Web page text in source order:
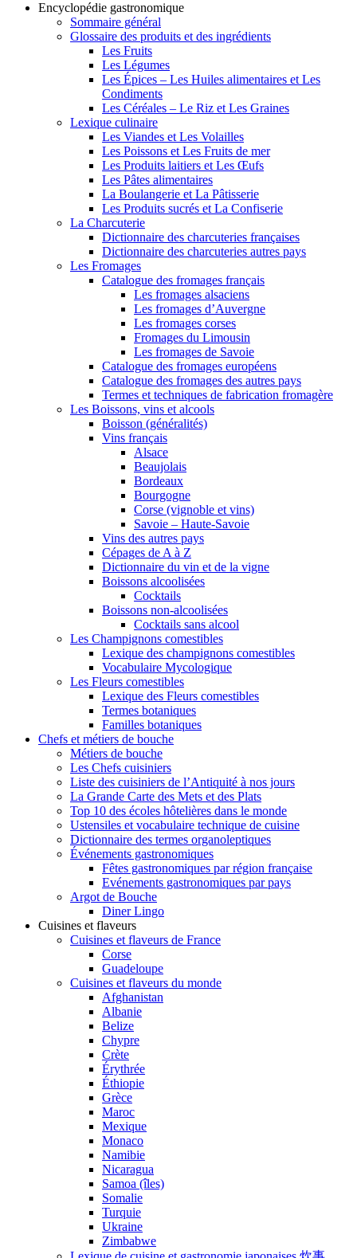
Encyclopédie gastronomique
Sommaire général
Glossaire des produits et des ingrédients
Les Fruits
Les Légumes
Les Épices – Les Huiles alimentaires et Les
Condiments
Les Céréales – Le Riz et Les Graines
Lexique culinaire
Les Viandes et Les Volailles
Les Poissons et Les Fruits de mer
Les Produits laitiers et Les Œufs
Les Pâtes alimentaires
La Boulangerie et La Pâtisserie
Les Produits sucrés et La Confiserie
La Charcuterie
Dictionnaire des charcuteries françaises
Dictionnaire des charcuteries autres pays
Les Fromages
Catalogue des fromages français
Les fromages alsaciens
Les fromages d’Auvergne
Les fromages corses
Fromages du Limousin
Les fromages de Savoie
Catalogue des fromages européens
Catalogue des fromages des autres pays
Termes et techniques de fabrication fromagère
Les Boissons, vins et alcools
Boisson (généralités)
Vins français
Alsace
Beaujolais
Bordeaux
Bourgogne
Corse (vignoble et vins)
Savoie – Haute-Savoie
Vins des autres pays
Cépages de A à Z
Dictionnaire du vin et de la vigne
Boissons alcoolisées
Cocktails
Boissons non-alcoolisées
Cocktails sans alcool
Les Champignons comestibles
Lexique des champignons comestibles
Vocabulaire Mycologique
Les Fleurs comestibles
Lexique des Fleurs comestibles
Termes botaniques
Familles botaniques
Chefs et métiers de bouche
Métiers de bouche
Les Chefs cuisiniers
Liste des cuisiniers de l’Antiquité à nos jours
La Grande Carte des Mets et des Plats
Top 10 des écoles hôtelières dans le monde
Ustensiles et vocabulaire technique de cuisine
Dictionnaire des termes organoleptiques
Événements gastronomiques
Fêtes gastronomiques par région française
Evénements gastronomiques par pays
Argot de Bouche
Diner Lingo
Cuisines et flaveurs
Cuisines et flaveurs de France
Corse
Guadeloupe
Cuisines et flaveurs du monde
Afghanistan
Albanie
Belize
Chypre
Crète
Érythrée
Éthiopie
Grèce
Maroc
Mexique
Monaco
Namibie
Nicaragua
Samoa (îles)
Somalie
Turquie
Ukraine
Zimbabwe